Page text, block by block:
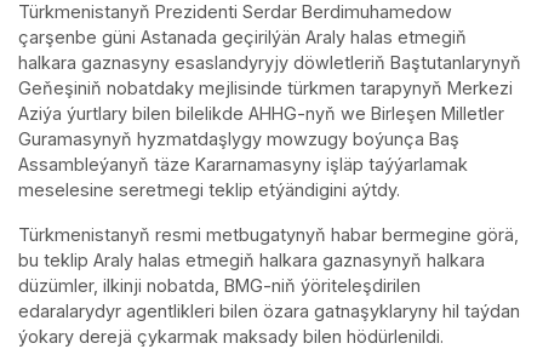
Türkmenistanyň Prezidenti Serdar Berdimuhamedow
çarşenbe güni Astanada geçirilýän Araly halas etmegiň
halkara gaznasyny esaslandyryjy döwletleriň Baştutanlarynyň
Geňeşiniň nobatdaky mejlisinde türkmen tarapynyň Merkezi
Aziýa ýurtlary bilen bilelikde AHHG-nyň we Birleşen Milletler
Guramasynyň hyzmatdaşlygy mowzugy boýunça Baş
Assambleýanyň täze Kararnamasyny işläp taýýarlamak
meselesine seretmegi teklip etýändigini aýtdy.
Türkmenistanyň resmi metbugatynyň habar bermegine görä,
bu teklip Araly halas etmegiň halkara gaznasynyň halkara
düzümler, ilkinji nobatda, BMG-niň ýöriteleşdirilen
edaralarydyr agentlikleri bilen özara gatnaşyklaryny hil taýdan
ýokary derejä çykarmak maksady bilen hödürlenildi.